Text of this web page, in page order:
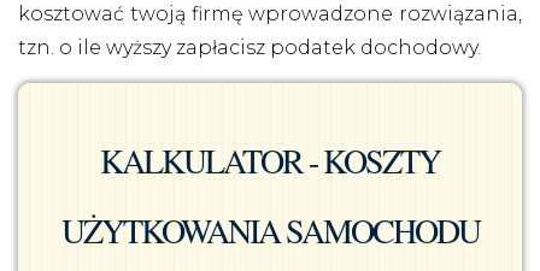
kosztować twoją firmę wprowadzone rozwiązania,
tzn. o ile wyższy zapłacisz podatek dochodowy.
KALKULATOR - KOSZTY
UŻYTKOWANIA SAMOCHODU